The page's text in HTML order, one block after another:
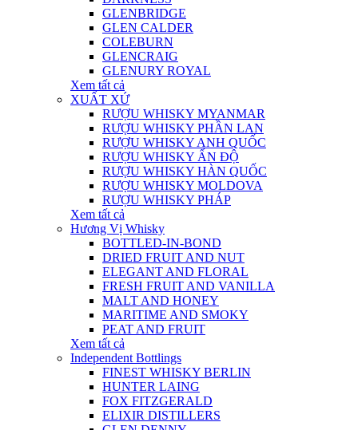
GLENBRIDGE
GLEN CALDER
COLEBURN
GLENCRAIG
GLENURY ROYAL
Xem tất cả
XUẤT XỨ
RƯỢU WHISKY MYANMAR
RƯỢU WHISKY PHẦN LAN
RƯỢU WHISKY ANH QUỐC
RƯỢU WHISKY ẤN ĐỘ
RƯỢU WHISKY HÀN QUỐC
RƯỢU WHISKY MOLDOVA
RƯỢU WHISKY PHÁP
Xem tất cả
Hương Vị Whisky
BOTTLED-IN-BOND
DRIED FRUIT AND NUT
ELEGANT AND FLORAL
FRESH FRUIT AND VANILLA
MALT AND HONEY
MARITIME AND SMOKY
PEAT AND FRUIT
Xem tất cả
Independent Bottlings
FINEST WHISKY BERLIN
HUNTER LAING
FOX FITZGERALD
ELIXIR DISTILLERS